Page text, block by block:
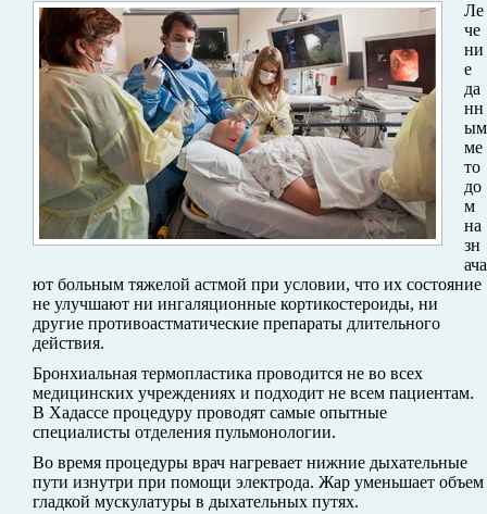
Ле
че
ни
е
да
нн
ым
ме
то
до
м
на
зн
ача
ют больным тяжелой астмой при условии, что их состояние
не улучшают ни ингаляционные кортикостероиды, ни
другие противоастматические препараты длительного
действия.
Бронхиальная термопластика проводится не во всех
медицинских учреждениях и подходит не всем пациентам.
В Хадассе процедуру проводят самые опытные
специалисты отделения пульмонологии.
Во время процедуры врач нагревает нижние дыхательные
пути изнутри при помощи электрода. Жар уменьшает объем
гладкой мускулатуры в дыхательных путях.